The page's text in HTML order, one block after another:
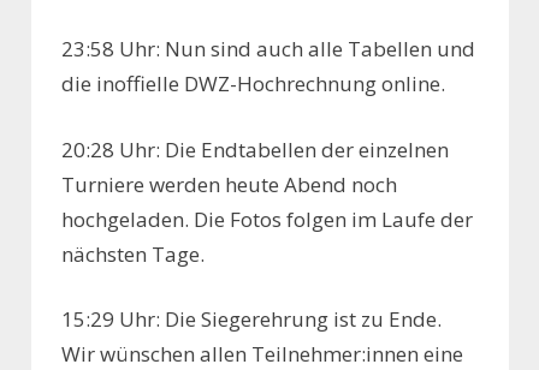
23:58 Uhr: Nun sind auch alle Tabellen und
die inoffielle DWZ-Hochrechnung online.
20:28 Uhr: Die Endtabellen der einzelnen
Turniere werden heute Abend noch
hochgeladen. Die Fotos folgen im Laufe der
nächsten Tage.
15:29 Uhr: Die Siegerehrung ist zu Ende.
Wir wünschen allen Teilnehmer:innen eine